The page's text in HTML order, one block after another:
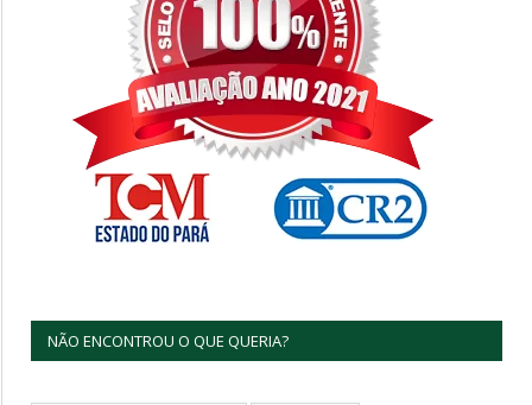
NÃO ENCONTROU O QUE QUERIA?